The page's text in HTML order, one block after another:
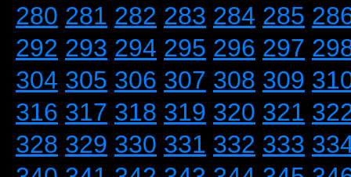
280 281 282 283 284 285
292 293 294 295 296 297
304 305 306 307 308 309
316 317 318 319 320 321
328 329 330 331 332 333